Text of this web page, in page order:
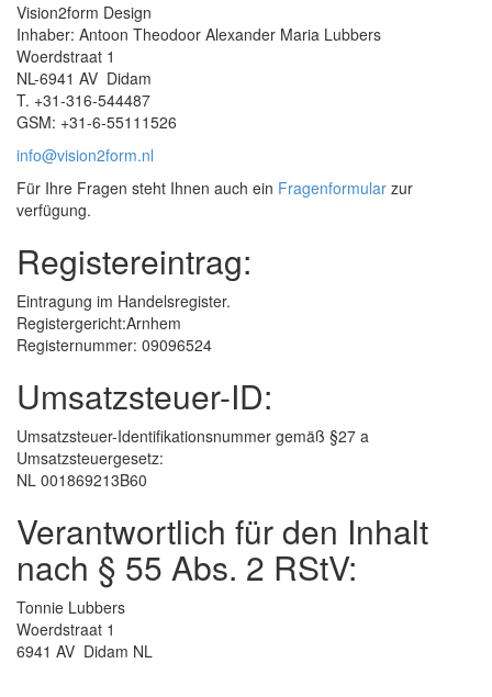
Vision2form Design
Inhaber: Antoon Theodoor Alexander Maria Lubbers
Woerdstraat 1
NL-6941 AV Didam
T. +31-316-544487
GSM: +31-6-55111526
info@vision2form.nl
Für Ihre Fragen steht Ihnen auch ein Fragenformular zur
verfügung.
Registereintrag:
Eintragung im Handelsregister.
Registergericht:Arnhem
Registernummer: 09096524
Umsatzsteuer-ID:
Umsatzsteuer-Identifikationsnummer gemäß §27 a
Umsatzsteuergesetz:
NL 001869213B60
Verantwortlich für den Inhalt
nach § 55 Abs. 2 RStV:
Tonnie Lubbers
Woerdstraat 1
6941 AV Didam NL